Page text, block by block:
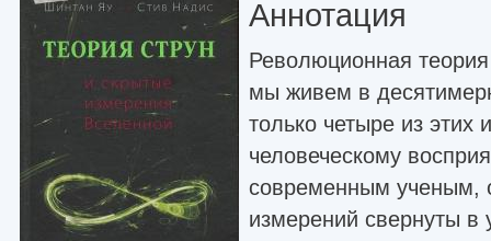
Аннотация
Революционная теория
мы живем в
только четыре из этих
человеческому
современным ученым,
измерений свернуты в